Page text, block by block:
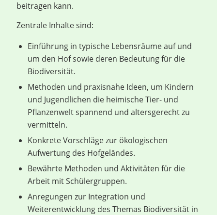
beitragen kann.
Zentrale Inhalte sind:
Einführung in typische Lebensräume auf und
um den Hof sowie deren Bedeutung für die
Biodiversität.
Methoden und praxisnahe Ideen, um Kindern
und Jugendlichen die heimische Tier- und
Pflanzenwelt spannend und altersgerecht zu
vermitteln.
Konkrete Vorschläge zur ökologischen
Aufwertung des Hofgeländes.
Bewährte Methoden und Aktivitäten für die
Arbeit mit Schülergruppen.
Anregungen zur Integration und
Weiterentwicklung des Themas Biodiversität in